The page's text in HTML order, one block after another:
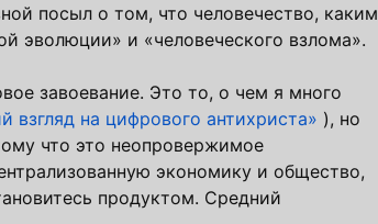
посыл о том, что человечество, каким
эволюции» и «человеческого взлома».
завоевание. Это то, о чем я много
взгляд на цифрового антихриста» ), но
что это неопровержимое
экономику и общество,
продуктом. Средний